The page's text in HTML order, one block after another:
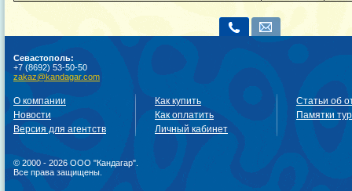
Севастополь:
+7 (8692) 53-50-50
zakaz@kandagar.com
О компании
Новости
Версия для агентств
Как купить
Как оплатить
Личный кабинет
Статьи об
Памятки
© 2000 - 2026 ООО "Кандагар".
Все права защищены.